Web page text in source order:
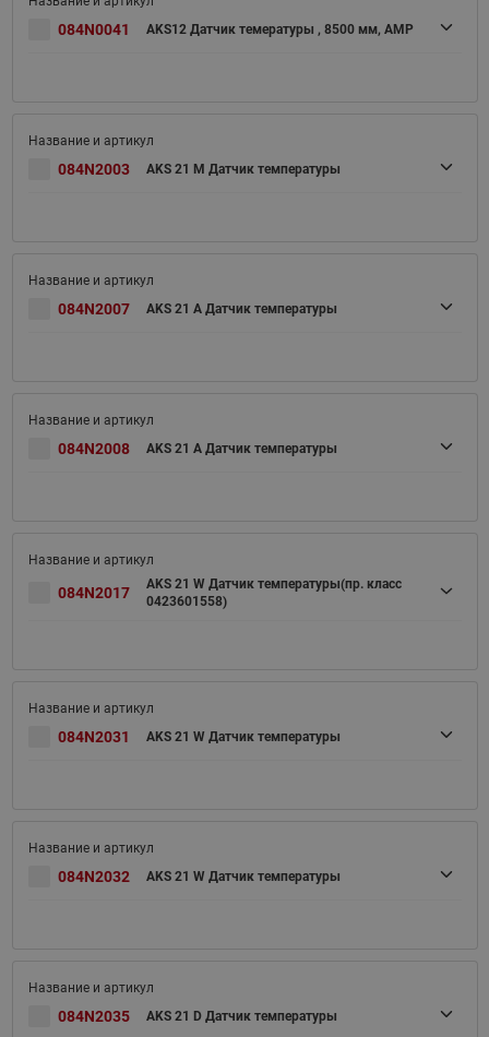
084N0041 AKS12 Датчик темературы , 8500 мм, AMP
084N2003 AKS 21 M Датчик температуры
084N2007 AKS 21 A Датчик температуры
084N2008 AKS 21 A Датчик температуры
084N2017
AKS 21 W Датчик температуры(пр. класс
0423601558)
084N2031 AKS 21 W Датчик температуры
084N2032 AKS 21 W Датчик температуры
084N2035 AKS 21 D Датчик температуры